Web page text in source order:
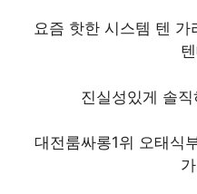
요즘 핫한 시스템 텐 가
진실성있게 솔
대전룸싸롱1위 오태식
가